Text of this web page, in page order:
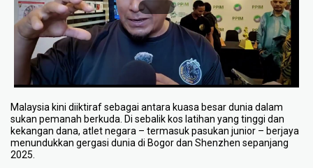
Malaysia kini diiktiraf sebagai antara kuasa besar dunia dalam
sukan pemanah berkuda. Di sebalik kos latihan yang tinggi dan
kekangan dana, atlet negara – termasuk pasukan junior – berjaya
menundukkan gergasi dunia di Bogor dan Shenzhen sepanjang
2025.